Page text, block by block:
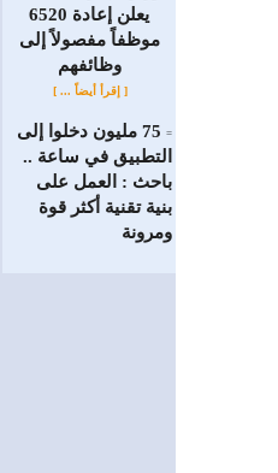
يعلن إعادة 6520
موظفاً مفصولاً إلى
‏وظائفهم
[ إقرأ أيضاً ... ]
=
75 مليون دخلوا إلى
التطبيق في ساعة ..
باحث : العمل على
بنية تقنية أكثر قوة
ومرونة